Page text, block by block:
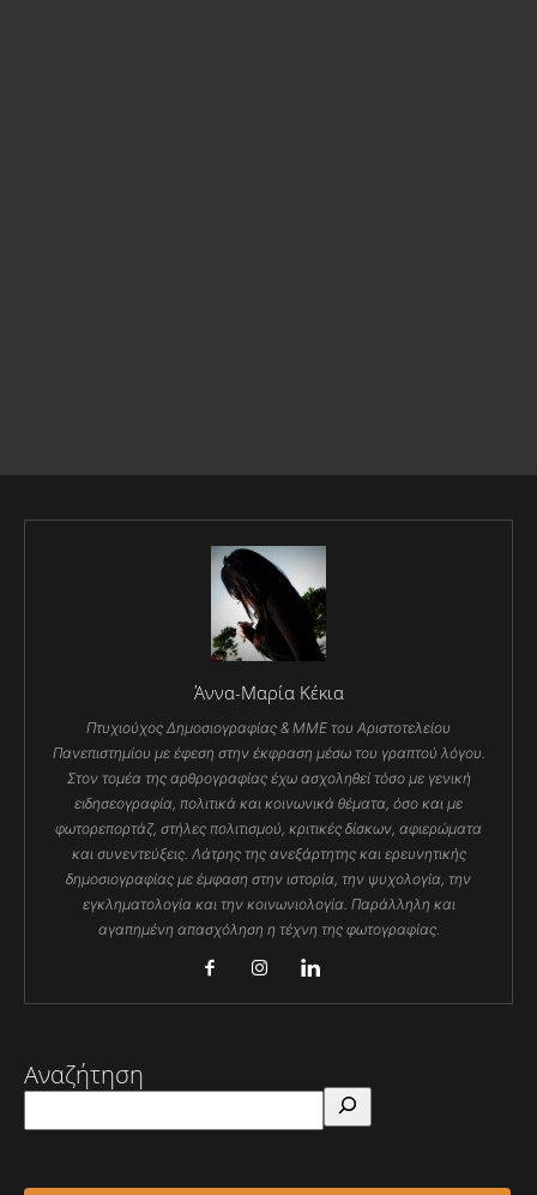
Άννα-Μαρία Κέκια
Πτυχιούχος Δημοσιογραφίας & ΜΜΕ του Αριστοτελείου
Πανεπιστημίου με έφεση στην έκφραση μέσω του γραπτού λόγου.
Στον τομέα της αρθρογραφίας έχω ασχοληθεί τόσο με γενική
ειδησεογραφία, πολιτικά και κοινωνικά θέματα, όσο και με
φωτορεπορτάζ, στήλες πολιτισμού, κριτικές δίσκων, αφιερώματα
και συνεντεύξεις. Λάτρης της ανεξάρτητης και ερευνητικής
δημοσιογραφίας με έμφαση στην ιστορία, την ψυχολογία, την
εγκληματολογία και την κοινωνιολογία. Παράλληλη και
αγαπημένη απασχόληση η τέχνη της φωτογραφίας.
Αναζήτηση